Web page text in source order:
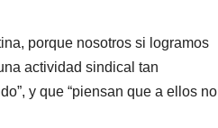
porque nosotros si logramos
actividad sindical tan
y que “piensan que a ellos no